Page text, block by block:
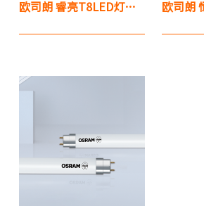
欧司朗 睿亮T8LED灯管 第11代